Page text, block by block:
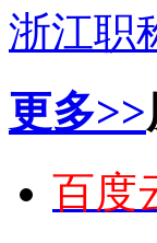
浙江职
更多>>
百度